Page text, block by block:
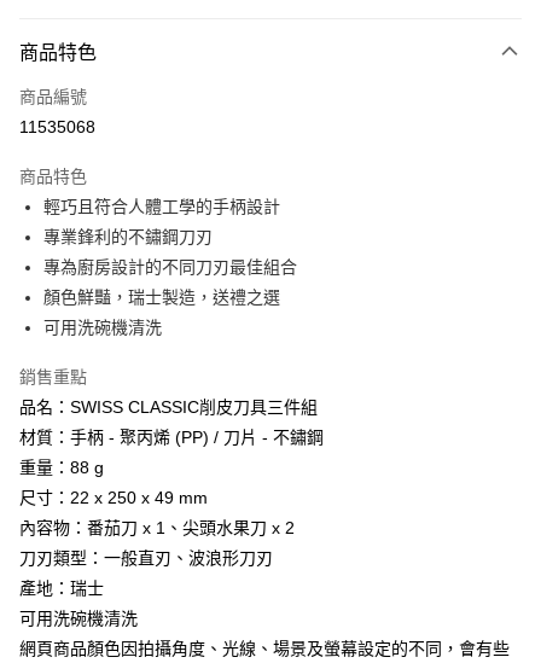
LINE Pay
Apple Pay
悠遊付
Google Pay
全盈+PAY
AFTEE先享後付
【關於「AFTEE先享後付」】
AFTEE先享後付是「在收到商品之後才付款」的支付方式。 讓您購物簡單
１．簡單：不需註冊會員、不需綁卡、不需儲值。
２．便利：只要手機號碼，簡訊認證，即可結帳。
３．安心：先確認商品／服務後，再付款。
【「AFTEE先享後付」結帳流程】
１．於結帳方式選擇「AFTEE先享後付」後，將跳轉至「AFTEE先享後付」
２．訂單成立數日內，您將收到繳費通知簡訊。
３．收到繳費通知簡訊後14天內，點擊此簡訊中的連結，可透過四大超商／
ATM／網路銀行／等多元方式進行付款，方視為交易完成。
ATM付款
貨到付款
運送方式
全家取貨付款
每筆NT$60，滿NT$499(含以上)免運費
7-11取貨付款
每筆NT$60，滿NT$799(含以上)免運費
商品特色
商品編號
11535068
商品特色
輕巧且符合人體工學的手柄設計
專業鋒利的不鏽鋼刀刃
專為廚房設計的不同刀刃最佳組合
顏色鮮豔，瑞士製造，送禮之選
可用洗碗機清洗
銷售重點
品名：SWISS CLASSIC削皮刀具三件組
材質：手柄 - 聚丙烯 (PP) / 刀片 - 不鏽鋼
重量：88 g
尺寸：22 x 250 x 49 mm
內容物：番茄刀 x 1、尖頭水果刀 x 2
刀刃類型：一般直刃、波浪形刀刃
產地：瑞士
可用洗碗機清洗
網頁商品顏色因拍攝角度、光線、場景及螢幕設定的不同，會有些